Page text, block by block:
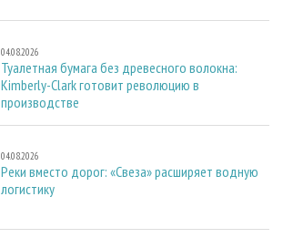
04.08.2026
Туалетная бумага без древесного волокна:
Kimberly-Clark готовит революцию в
производстве
04.08.2026
Реки вместо дорог: «Свеза» расширяет водную
логистику